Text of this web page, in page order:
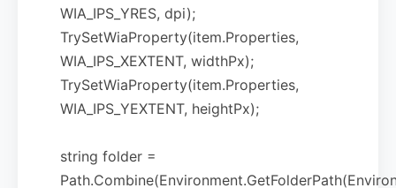
WIA_IPS_YRES, dpi);
TrySetWiaProperty(item.Properties,
WIA_IPS_XEXTENT, widthPx);
TrySetWiaProperty(item.Properties,
WIA_IPS_YEXTENT, heightPx);
string folder =